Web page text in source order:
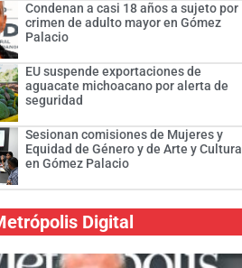
Condenan a casi 18 años a sujeto por
crimen de adulto mayor en Gómez
Palacio
EU suspende exportaciones de
aguacate michoacano por alerta de
seguridad
Sesionan comisiones de Mujeres y
Equidad de Género y de Arte y Cultura
en Gómez Palacio
Digital